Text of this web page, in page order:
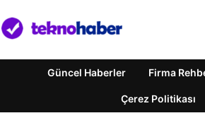
Güncel Haberler Firma
Çerez Politikası